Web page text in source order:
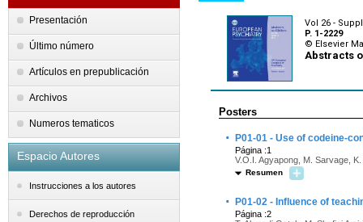
Presentación
Último número
Artículos en prepublicación
Archivos
Numeros tematicos
Espacio Autores
Instrucciones a los autores
Derechos de reproducción
Vol 26 -
P. 1-2229
© Elsevier
Abstracts
Posters
· P01-01 - Use of codeine-
Página :1
V.O.I. Agyapong, M. Sarvage,
Resumen
· P01-02 - Influence of
Página :2